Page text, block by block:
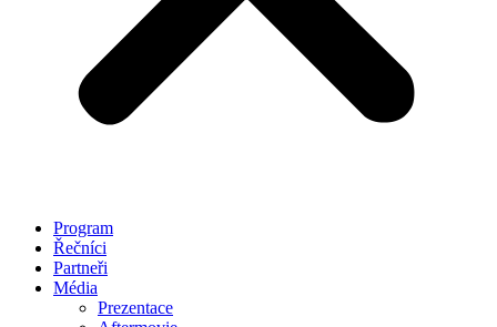
Program
Řečníci
Partneři
Média
Prezentace